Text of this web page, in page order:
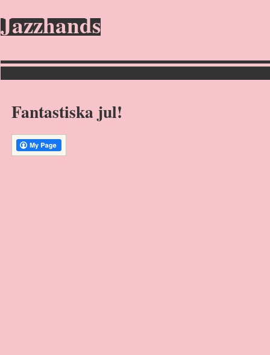
Jazzhands
Fantastiska jul!